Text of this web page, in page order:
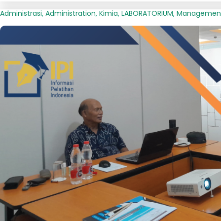
Administrasi, Administration, Kimia, LABORATORIUM,